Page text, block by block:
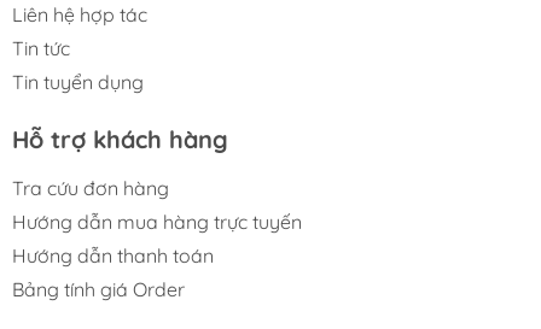
Liên hệ hợp tác
Tin tức
Tin tuyển dụng
Hỗ trợ khách hàng
Tra cứu đơn hàng
Hướng dẫn mua hàng trực tuyến
Hướng dẫn thanh toán
Bảng tính giá Order